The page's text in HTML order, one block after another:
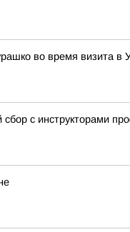
во время визита в
с инструкторами